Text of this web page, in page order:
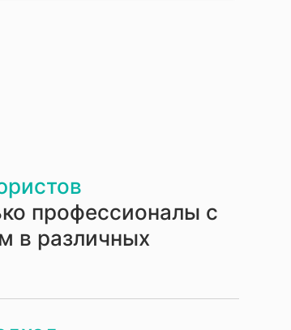
профессионалы с
в различных